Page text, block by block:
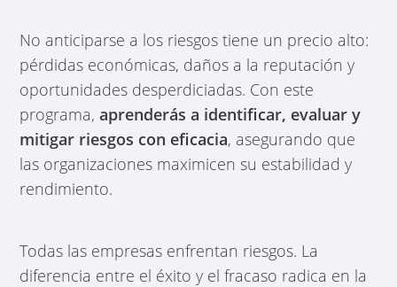
No anticiparse a los riesgos tiene un precio alto:
pérdidas económicas, daños a la reputación y
oportunidades desperdiciadas. Con este
programa,aprenderás a identificar, evaluar y
mitigar riesgos con eficacia, asegurando que
las organizaciones maximicen su estabilidad y
rendimiento.
Todas las empresas enfrentan riesgos. La
diferencia entre el éxito y el fracaso radica en la